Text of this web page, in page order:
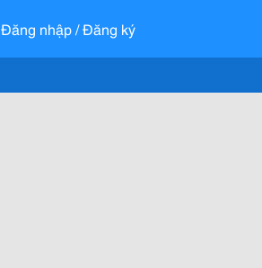
Đăng nhập / Đăng ký